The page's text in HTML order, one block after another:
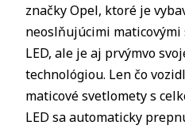
značky Opel, ktoré je
neoslňujúcimi
LED, ale je aj prvýmvo
technológiou. Len čo
maticové svetlomety s
LED sa automaticky